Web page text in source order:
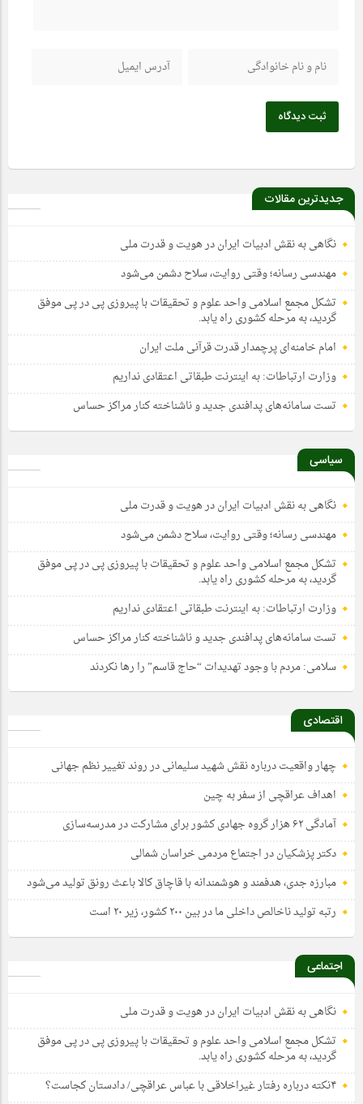
ثبت دیدگاه
جدیدترین مقالات
نگاهی به نقش ادبیات ایران در هویت و قدرت ملی
مهندسی رسانه؛ وقتی روایت، سلاح دشمن می‌شود
تشکل مجمع اسلامی واحد علوم و تحقیقات با پیروزی پی در پی موفق
گردید، به مرحله کشوری راه یابد.
امام خامنه‌ای پرچمدار قدرت قرآنی ملت ایران
وزارت ارتباطات: به اینترنت طبقاتی اعتقادی نداریم
تست سامانه‌های پدافندی جدید و ناشناخته کنار مراکز حساس
سیاسی
نگاهی به نقش ادبیات ایران در هویت و قدرت ملی
مهندسی رسانه؛ وقتی روایت، سلاح دشمن می‌شود
تشکل مجمع اسلامی واحد علوم و تحقیقات با پیروزی پی در پی موفق
گردید، به مرحله کشوری راه یابد.
وزارت ارتباطات: به اینترنت طبقاتی اعتقادی نداریم
تست سامانه‌های پدافندی جدید و ناشناخته کنار مراکز حساس
سلامی: مردم با وجود تهدیدات “حاج قاسم” را رها نکردند
اقتصادی
چهار واقعیت درباره نقش شهید سلیمانی در روند تغییر نظم جهانی
اهداف عراقچی از سفر به چین
آمادگی ۶۲ هزار گروه جهادی کشور برای مشارکت در مدرسه‌سازی
دکتر پزشکیان در اجتماع مردمی خراسان شمالی
مبارزه جدی، هدفمند و هوشمندانه با قاچاق کالا باعث رونق تولید می‌شود
رتبه تولید ناخالص داخلی ما در بین ۲۰۰ کشور، زیر ۲۰ است
اجتماعی
نگاهی به نقش ادبیات ایران در هویت و قدرت ملی
تشکل مجمع اسلامی واحد علوم و تحقیقات با پیروزی پی در پی موفق
گردید، به مرحله کشوری راه یابد.
۴نکته درباره رفتار غیراخلاقی با عباس عراقچی/ دادستان کجاست؟